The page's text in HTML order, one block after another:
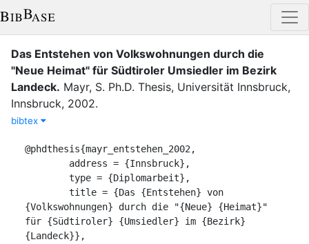
Das Entstehen von Volkswohnungen durch die
"Neue Heimat" für Südtiroler Umsiedler im Bezirk
Landeck. Mayr, S. Ph.D. Thesis, Universität Innsbruck,
Innsbruck, 2002.
bibtex
@phdthesis{mayr_entstehen_2002,
{Volkswohnungen} durch die "{Neue} {Heimat}"
für {Südtiroler} {Umsiedler} im {Bezirk}
{Landeck}},